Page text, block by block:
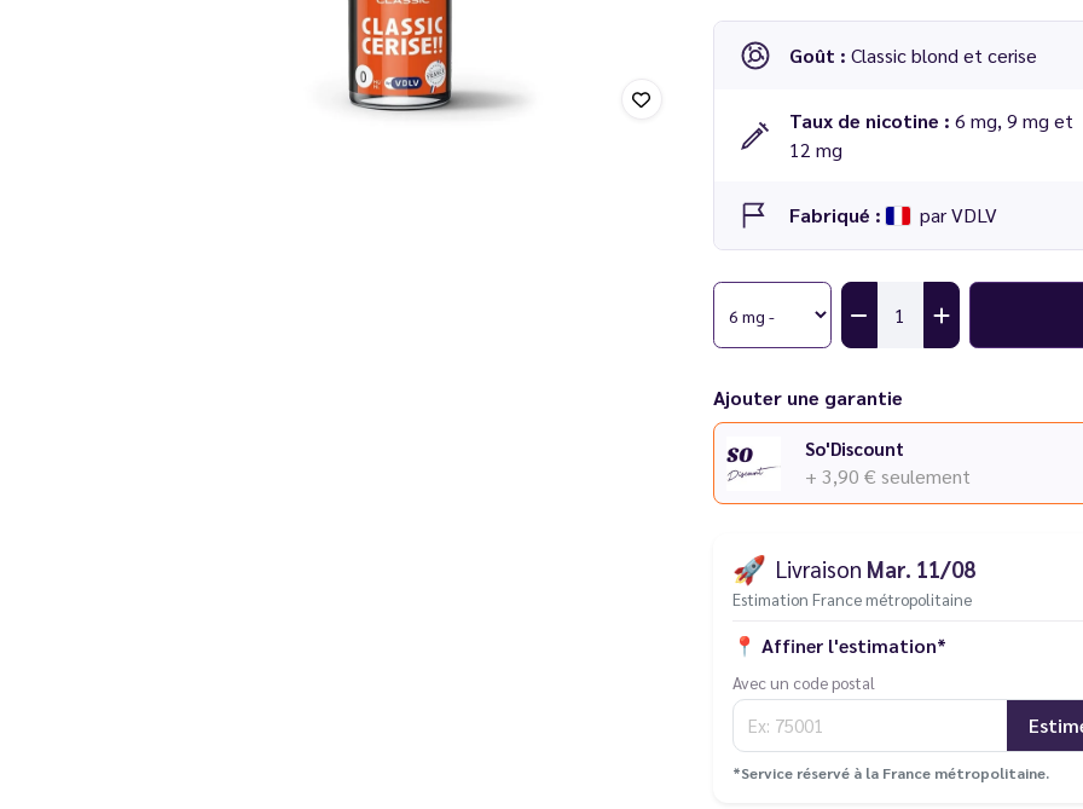
Goût : Classic blond et cerise
Taux de nicotine : 6 mg, 9 mg et
12 mg
Fabriqué : par VDLV
: Cirkus dévoile sa nouvelle
receviez le produit avec l'ancienne
Ajouter une garantie
So'Discount
+ 3,90 € seulement
🚀 Livraison Mar. 11/08
Estimation France métropolitaine
📍 Affiner l'estimation*
Avec un code postal
*Service réservé à la France métropolitaine.